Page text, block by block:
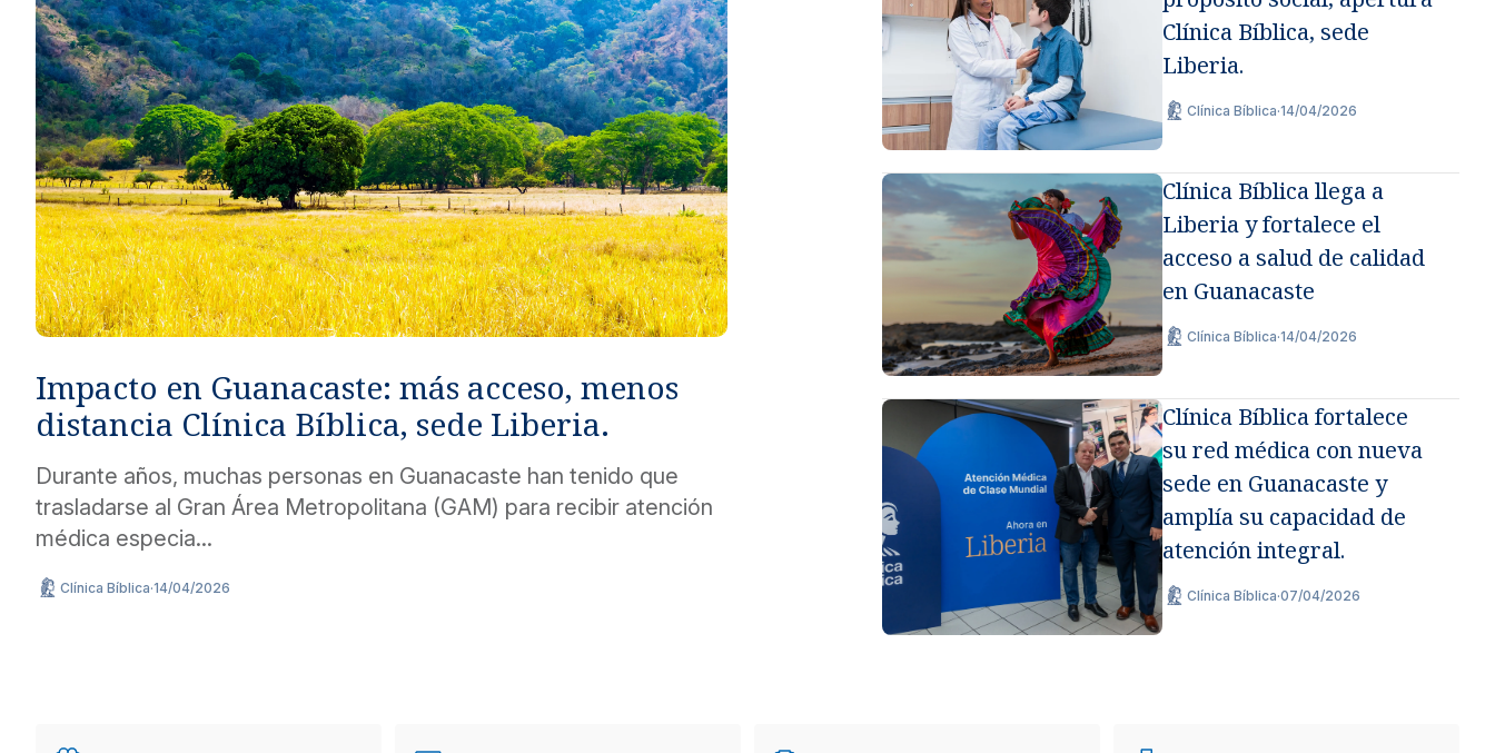
Métodos de pago seguros, simples y convenientes.
Impacto en Guanacaste: más acceso, menos
distancia Clínica Bíblica, sede Liberia.
Durante años, muchas personas en Guanacaste han tenido que
trasladarse al Gran Área Metropolitana (GAM) para recibir atención
médica especia...
Clínica Bíblica·14/04/2026
Clínica Bíblica, sede
Liberia.
Clínica Bíblica·14/04/2026
Clínica Bíblica llega a
Liberia y fortalece el
acceso a salud de calidad
en Guanacaste
Clínica Bíblica·14/04/2026
Clínica Bíblica fortalece
su red médica con nueva
sede en Guanacaste y
amplía su capacidad de
atención integral.
Clínica Bíblica·07/04/2026